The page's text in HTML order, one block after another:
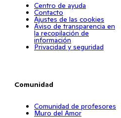
Centro de ayuda
Contacto
Ajustes de las cookies
Aviso de transparencia en
la recopilación de
información
Privacidad y seguridad
Comunidad
Comunidad de profesores
Muro del Amor